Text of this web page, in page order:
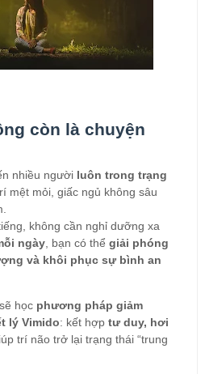
còn là chuyện
nhiều người luôn trong trạng
mệt mỏi, giấc ngủ không sâu
không cần nghỉ dưỡng xa
ngày, bạn có thể giải phóng
và khôi phục sự bình an
học phương pháp giảm
lý Vimido: kết hợp tư duy, hơi
trí não trở lại trạng thái “trung